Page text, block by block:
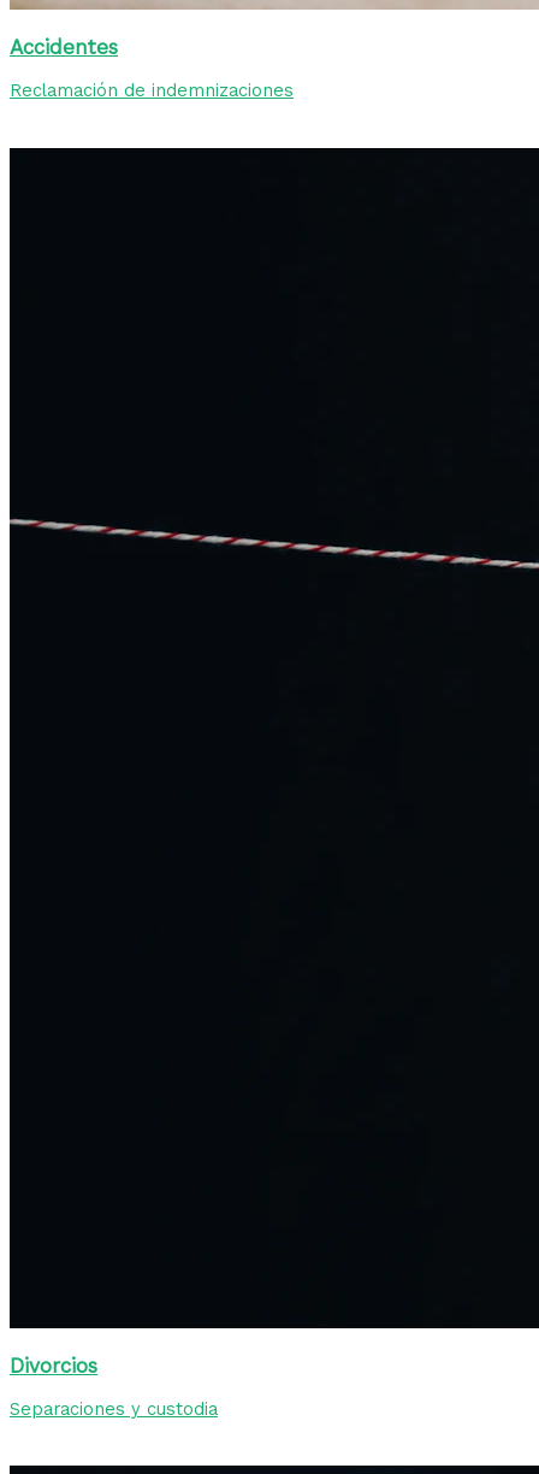
Accidentes
Reclamación de indemnizaciones
Divorcios
Separaciones y custodia